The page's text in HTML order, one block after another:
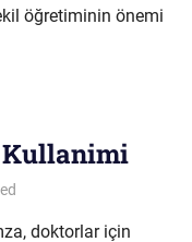
öğretiminin önemi
Kullanimi
doktorlar için